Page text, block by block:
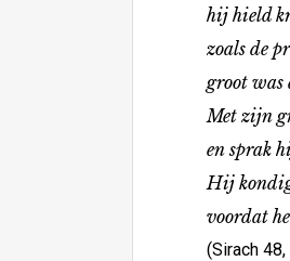
hij hield
zoals de
groot was
Met zijn
en sprak hij
Hij kondigde
voordat het
(Sirach 48,